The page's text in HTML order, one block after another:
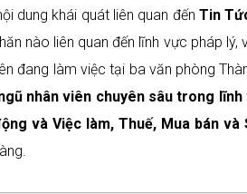
dung khái quát liên quan đến Tin
nào liên quan đến lĩnh vực pháp lý,
đang làm việc tại ba văn phòng
nhân viên chuyên sâu trong lĩnh
và Việc làm, Thuế, Mua bán và